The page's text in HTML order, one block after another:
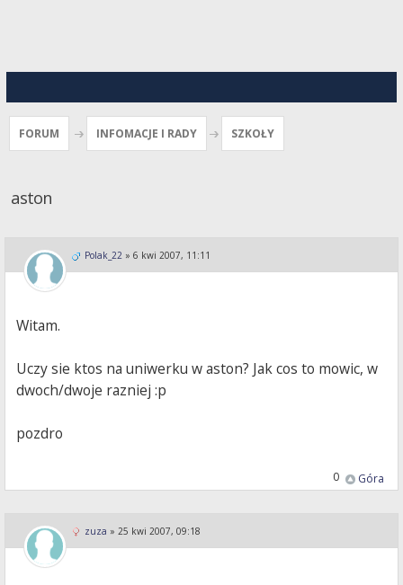
FORUM INFOMACJE I RADY SZKOŁY
aston
Polak_22 » 6 kwi 2007, 11:11
Witam.
Uczy sie ktos na uniwerku w aston? Jak cos to mowic, w
dwoch/dwoje razniej :p
pozdro
Góra
0
zuza » 25 kwi 2007, 09:18